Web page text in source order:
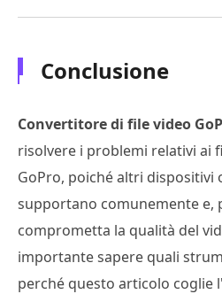
Conclusione
Convertitore di file video
risolvere i problemi relativi ai
GoPro, poiché altri dispositivi
supportano comunemente e,
comprometta la qualità del
importante sapere quali
perché questo articolo coglie